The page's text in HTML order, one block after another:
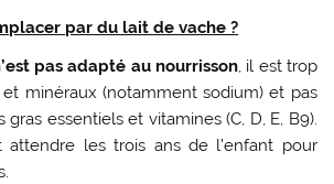
par du lait de vache ?
pas adapté au nourrisson, il est trop
minéraux (notamment sodium) et pas
gras essentiels et vitamines (C, D, E, B9).
attendre les trois ans de l’enfant pour